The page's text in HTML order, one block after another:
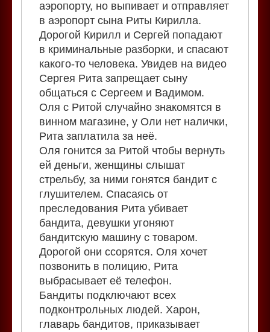
аэропорту, но выпивает и отправляет
в аэропорт сына Риты Кирилла.
Дорогой Кирилл и Сергей попадают
в криминальные разборки, и спасают
какого-то человека. Увидев на видео
Сергея Рита запрещает сыну
общаться с Сергеем и Вадимом.
Оля с Ритой случайно знакомятся в
винном магазине, у Оли нет налички,
Рита заплатила за неё.
Оля гонится за Ритой чтобы вернуть
ей деньги, женщины слышат
стрельбу, за ними гонятся бандит с
глушителем. Спасаясь от
преследования Рита убивает
бандита, девушки угоняют
бандитскую машину с товаром.
Дорогой они ссорятся. Оля хочет
позвонить в полицию, Рита
выбрасывает её телефон.
Бандиты подключают всех
подконтрольных людей. Харон,
главарь бандитов, приказывает